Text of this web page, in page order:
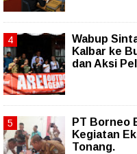
Wabup
Kalbar ke
dan Aksi
PT Borneo
Kegiatan
Tonang.